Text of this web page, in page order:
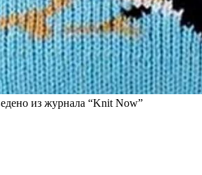
из журнала “Knit Now”